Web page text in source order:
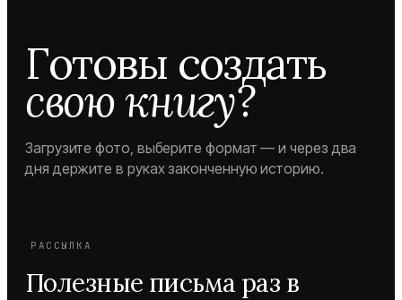
Готовы создать
свою книгу?
Загрузите фото, выберите формат — и через два
дня держите в руках законченную историю.
РАССЫЛКА
Полезные письма раз в